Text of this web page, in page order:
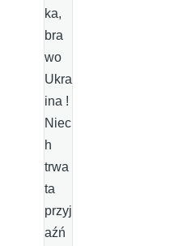
ka,
bra
wo
Ukra
ina !
Niec
h
trwa
ta
przyj
aźń